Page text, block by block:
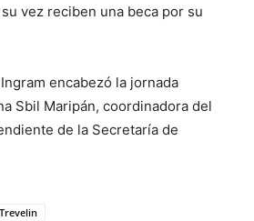
vez reciben una beca por su
encabezó la jornada
Sbil Maripán, coordinadora del
de la Secretaría de
Trevelin